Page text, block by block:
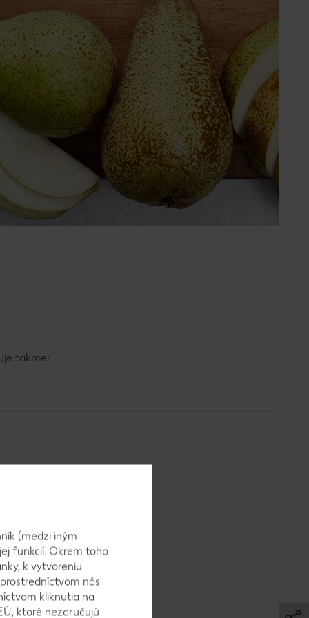
takmer
(medzi iným
funkcií. Okrem toho
k vytvoreniu
nás
kliknutia na
ktoré nezaručujú